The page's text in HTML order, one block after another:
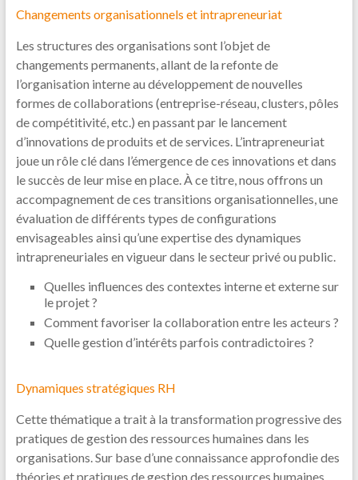
Changements organisationnels et intrapreneuriat
Les structures des organisations sont l’objet de
changements permanents, allant de la refonte de
l’organisation interne au développement de nouvelles
formes de collaborations (entreprise-réseau, clusters, pôles
de compétitivité, etc.) en passant par le lancement
d’innovations de produits et de services. L’intrapreneuriat
joue un rôle clé dans l’émergence de ces innovations et dans
le succès de leur mise en place. À ce titre, nous offrons un
accompagnement de ces transitions organisationnelles, une
évaluation de différents types de configurations
envisageables ainsi qu’une expertise des dynamiques
intrapreneuriales en vigueur dans le secteur privé ou public.
Quelles influences des contextes interne et externe sur
le projet ?
Comment favoriser la collaboration entre les acteurs ?
Quelle gestion d’intérêts parfois contradictoires ?
Dynamiques stratégiques RH
Cette thématique a trait à la transformation progressive des
pratiques de gestion des ressources humaines dans les
organisations. Sur base d’une connaissance approfondie des
théories et pratiques de gestion des ressources humaines,